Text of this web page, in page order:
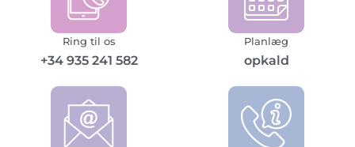
Ring til os
+34 935 241 582
Planlæg
opkald